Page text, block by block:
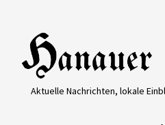
Aktuelle Nachrichten, lokale